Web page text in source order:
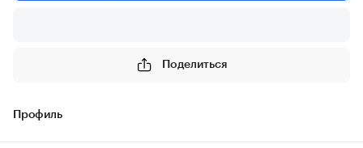
Поделиться
Профиль